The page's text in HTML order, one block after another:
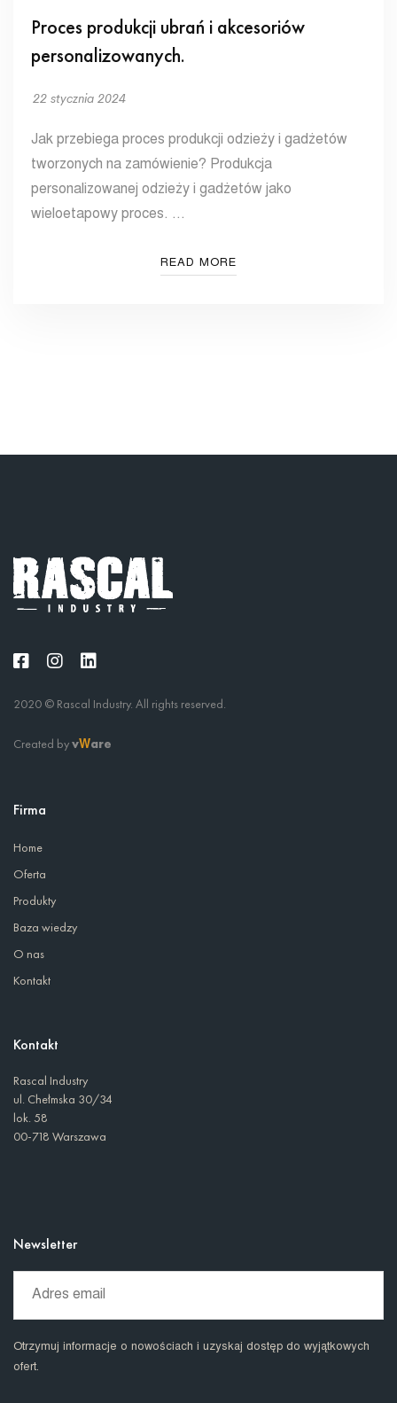
Proces produkcji ubrań i akcesoriów
personalizowanych.
22 stycznia 2024
Jak przebiega proces produkcji odzieży i gadżetów
tworzonych na zamówienie? Produkcja
personalizowanej odzieży i gadżetów jako
wieloetapowy proces. …
READ MORE
2020 © Rascal Industry. All rights reserved.
Created byvWare
Firma
Home
Oferta
Produkty
Baza wiedzy
O nas
Kontakt
Kontakt
Rascal Industry
ul. Chełmska 30/34
lok. 58
00-718 Warszawa
Newsletter
Otrzymuj informacje o nowościach i uzyskaj dostęp do wyjątkowych
ofert.